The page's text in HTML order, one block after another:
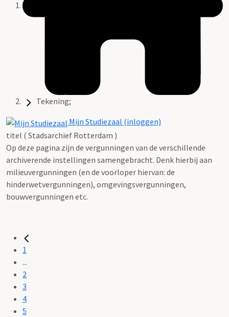
Tekening;
Mijn Studiezaal (inloggen)
titel ( Stadsarchief Rotterdam )
Op deze pagina zijn de vergunningen van de verschillende
archiverende instellingen samengebracht. Denk hierbij aan
milieuvergunningen (en de voorloper hiervan: de
hinderwetvergunningen), omgevingsvergunningen,
bouwvergunningen etc.
1
...
2
3
4
5